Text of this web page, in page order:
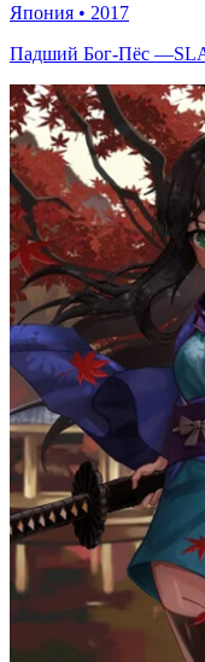
Япония • 2017
Падший Бог-Пёс